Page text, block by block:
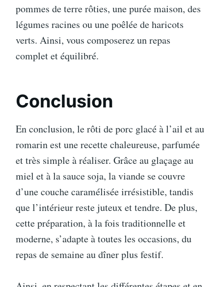
pommes de terre rôties, une purée maison, des
légumes racines ou une poêlée de haricots
verts. Ainsi, vous composerez un repas
complet et équilibré.
Conclusion
En conclusion, le rôti de porc glacé à l’ail et au
romarin est une recette chaleureuse, parfumée
et très simple à réaliser. Grâce au glaçage au
miel et à la sauce soja, la viande se couvre
d’une couche caramélisée irrésistible, tandis
que l’intérieur reste juteux et tendre. De plus,
cette préparation, à la fois traditionnelle et
moderne, s’adapte à toutes les occasions, du
repas de semaine au dîner plus festif.